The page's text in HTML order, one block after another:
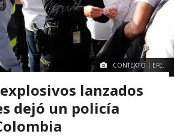
CONTEXTO | EFE.
lanzados
dejó un policía